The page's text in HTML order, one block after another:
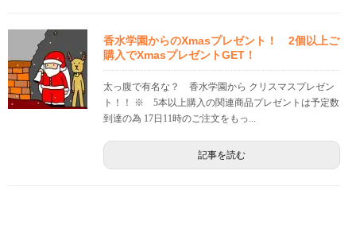
香水学園からのXmasプレゼント！ 2個以上ご
購入でXmasプレゼントGET！
太っ腹で有名な？ 香水学園から クリスマスプレゼン
ト！！ ※ 5本以上購入の関連商品プレゼントは予定数
到達の為 17日11時のご注文をもっ...
記事を読む